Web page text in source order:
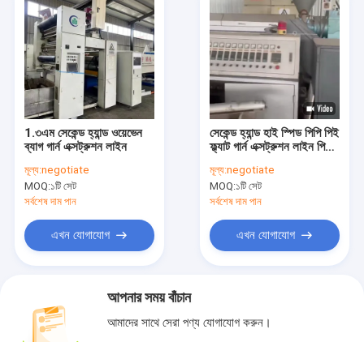
1.৩এম সেকেন্ড হ্যান্ড ওয়েভেন
ব্যাগ গার্ন এক্সট্রুশন লাইন
মূল্য:negotiate
MOQ:১টি সেট
সর্বশেষ দাম পান
এখন যোগাযোগ
সেকেন্ড হ্যান্ড হাই স্পিড পিপি পিই
ফ্ল্যাট গার্ন এক্সট্রুশন লাইন পিপি
মূল্য:negotiate
MOQ:১টি সেট
সর্বশেষ দাম পান
এখন যোগাযোগ
আপনার সময় বাঁচান
আমাদের সাথে সেরা পণ্য যোগাযোগ করুন।